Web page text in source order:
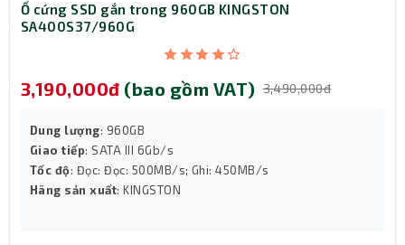
Ổ cứng SSD gắn trong 960GB KINGSTON
SA400S37/960G
3,190,000đ (bao gồm VAT) 3,490,000đ
Dung lượng: 960GB
Giao tiếp: SATA III 6Gb/s
Tốc độ: Đọc: Đọc: 500MB/s; Ghi: 450MB/s
Hãng sản xuất: KINGSTON